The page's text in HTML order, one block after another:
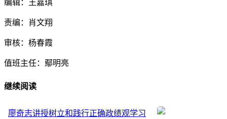
编辑：王嘉琪
责编：肖文翔
审核：杨春霞
值班主任：鄢明亮
继续阅读
廖奇志讲授树立和践行正确政绩观学习